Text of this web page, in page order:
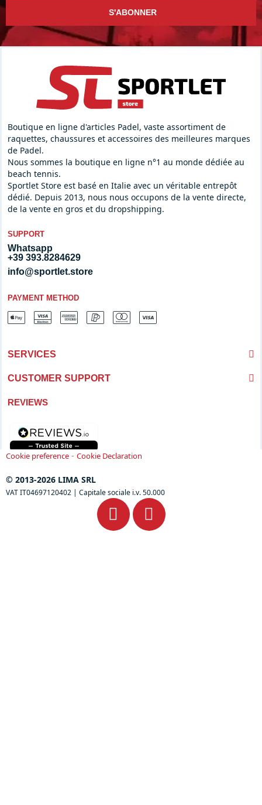
S'ABONNER
Boutique en ligne d'articles Padel, vaste assortiment de
raquettes, chaussures et accessoires des meilleures marques
de Padel.
Nous sommes la boutique en ligne n°1 au monde dédiée au
beach tennis.
Sportlet Store est basé en Italie avec un véritable entrepôt
dédié. Depuis 2013, nous nous occupons de la vente directe,
de la vente en gros et du dropshipping.
SUPPORT
Whatsapp
+39 393.8284629
info@sportlet.store
PAYMENT METHOD
SERVICES
CUSTOMER SUPPORT
REVIEWS
Cookie preference - Cookie Declaration
© 2013-2026 LIMA SRL
VAT IT04697120402 | Capitale sociale i.v. 50.000